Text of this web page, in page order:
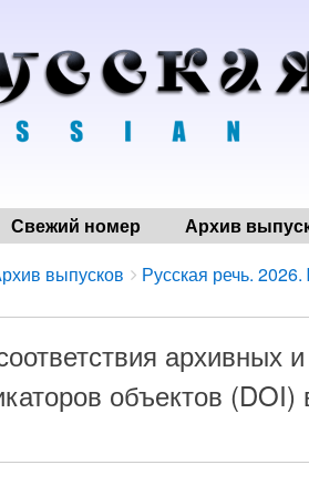
Свежий номер Архив
выпусков Русская речь.
объектов